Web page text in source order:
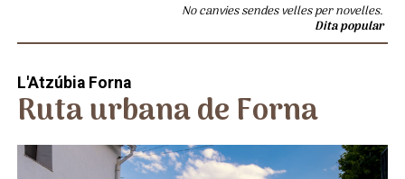
No canvies sendes velles per novelles.
Dita popular
L'Atzúbia Forna
Ruta urbana de Forna